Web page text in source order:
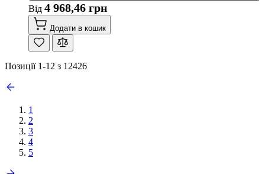
Від 4 968,46 грн
Додати в кошик
Позиції 1-12 з 12426
1
2
3
4
5